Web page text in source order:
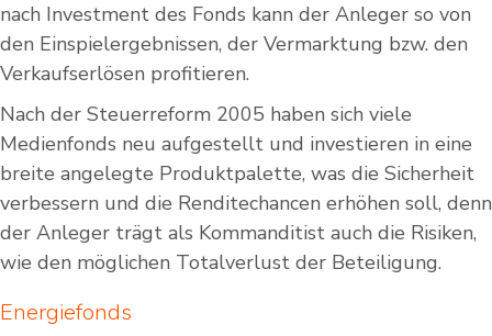
nach Investment des Fonds kann der Anleger so von
den Einspielergebnissen, der Vermarktung bzw. den
Verkaufserlösen profitieren.
Nach der Steuerreform 2005 haben sich viele
Medienfonds neu aufgestellt und investieren in eine
breite angelegte Produktpalette, was die Sicherheit
verbessern und die Renditechancen erhöhen soll, denn
der Anleger trägt als Kommanditist auch die Risiken,
wie den möglichen Totalverlust der Beteiligung.
Energiefonds